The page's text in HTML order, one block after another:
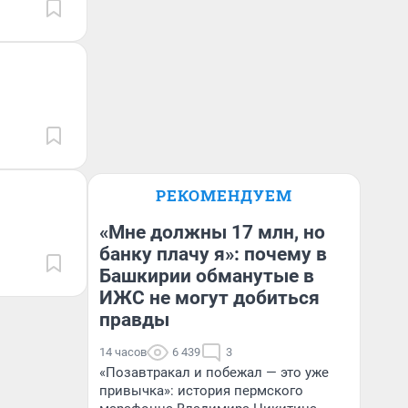
РЕКОМЕНДУЕМ
«Мне должны 17 млн, но
банку плачу я»: почему в
Башкирии обманутые в
ИЖС не могут добиться
правды
14 часов 6 439 3
«Позавтракал и побежал — это уже
привычка»: история пермского